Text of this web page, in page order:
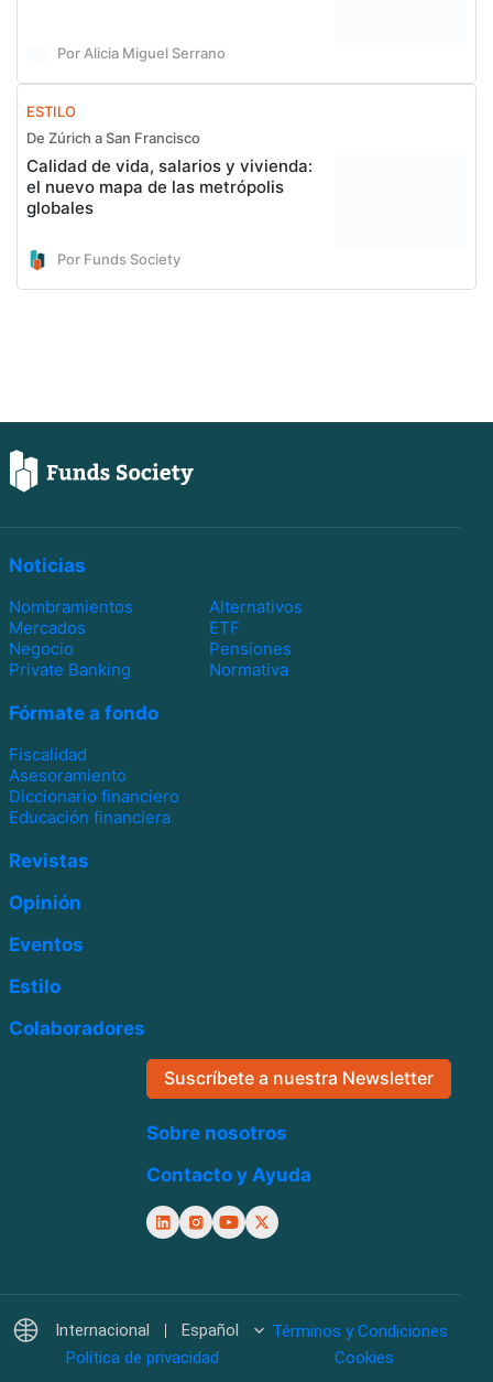
Por Alicia Miguel Serrano
ESTILO
De Zúrich a San Francisco
Calidad de vida, salarios y vivienda:
el nuevo mapa de las metrópolis
globales
Por Funds Society
Noticias
Nombramientos
Alternativos
Mercados
ETF
Negocio
Pensiones
Private Banking
Normativa
Fórmate a fondo
Fiscalidad
Asesoramiento
Diccionario financiero
Educación financiera
Revistas
Opinión
Eventos
Estilo
Colaboradores
Suscríbete a nuestra Newsletter
Sobre nosotros
Contacto y Ayuda
Internacional Español
Términos y Condiciones
Política de privacidad
Cookies